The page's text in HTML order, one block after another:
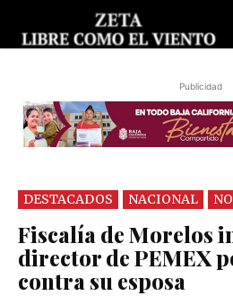
Publicidad
DESTACADOS NACIONAL
Fiscalía de Morelos
director de PEMEX
contra su esposa